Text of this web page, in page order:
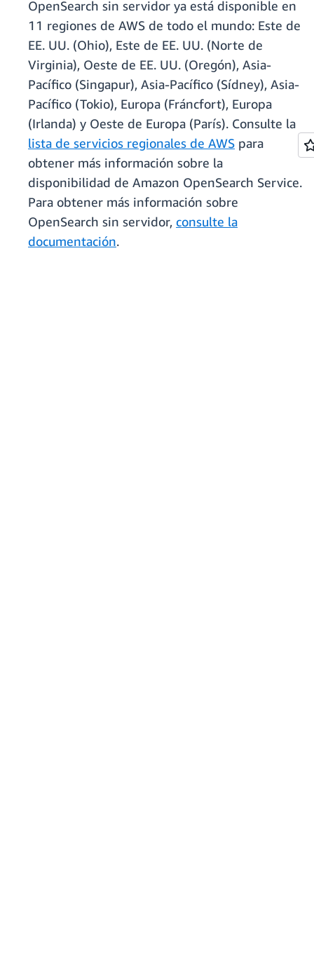
OpenSearch sin servidor ya está disponible en
11 regiones de AWS de todo el mundo: Este de
EE. UU. (Ohio), Este de EE. UU. (Norte de
Virginia), Oeste de EE. UU. (Oregón), Asia-
Pacífico (Singapur), Asia-Pacífico (Sídney), Asia-
Pacífico (Tokio), Europa (Fráncfort), Europa
(Irlanda) y Oeste de Europa (París). Consulte la
lista de servicios regionales de AWS para
obtener más información sobre la
disponibilidad de Amazon OpenSearch Service.
Para obtener más información sobre
OpenSearch sin servidor, consulte la
documentación.